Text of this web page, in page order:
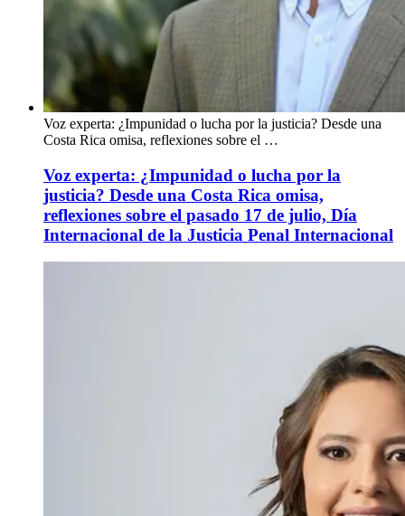
Voz experta: ¿Impunidad o lucha por la justicia? Desde una
Costa Rica omisa, reflexiones sobre el …
Voz experta: ¿Impunidad o lucha por la
justicia? Desde una Costa Rica omisa,
reflexiones sobre el pasado 17 de julio, Día
Internacional de la Justicia Penal Internacional